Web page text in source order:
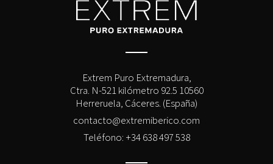
Extrem Puro Extremadura,
Ctra. N-521 kilómetro 92.5 10560
Herreruela, Cáceres. (España)
contacto@extremiberico.com
Teléfono: +34 638 497 538